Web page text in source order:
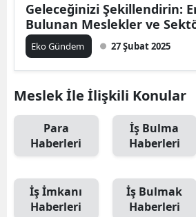
Geleceğinizi Şekillendirin:
Bulunan Meslekler ve
Eko Gündem 27 Şubat 2025
Meslek İle İlişkili Konular
Para
Haberleri
İş Bulma
Haberleri
İş İmkanı
Haberleri
İş Bulmak
Haberleri